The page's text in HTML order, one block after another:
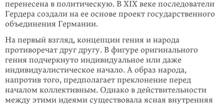
перенесена в политическую. В XIX веке после­дователи
Гердера создали на ее основе проект государственного
объединения Германии.
На первый взгляд, концепции гения и народа
противоречат друг другу. В фигу­ре оригинального
гения подчеркнуто индивидуальное или даже
индивидуали­сти­ческое начало. А образ народа,
напротив того, предполагает преклонение перед
началом коллективным. Однако в действительности
между этими идеями существовала ясная внутренняя